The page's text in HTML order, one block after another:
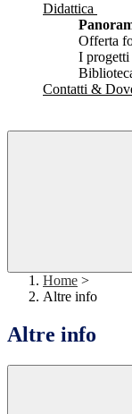
Didattica
Offerta
I progetti
Contatti &
Home >
Altre info
Altre info